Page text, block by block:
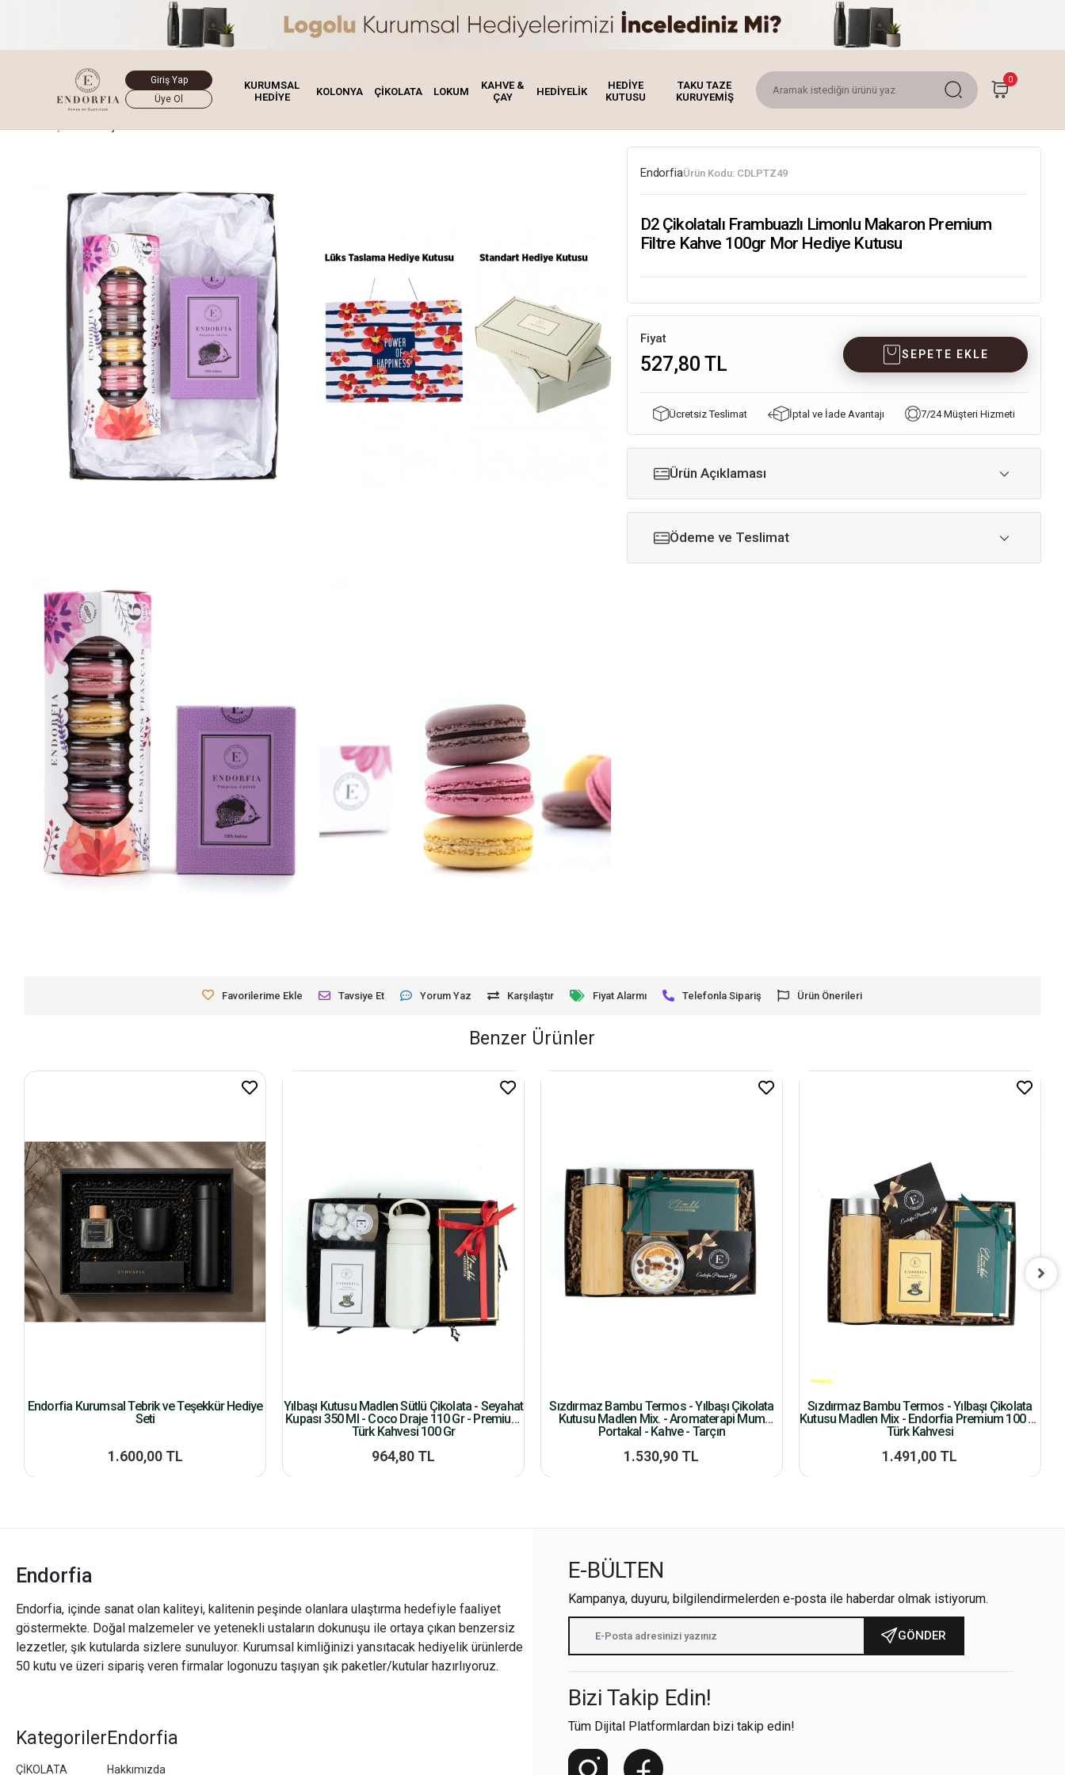
Giriş Yap
Üye Ol
KURUMSAL
HEDİYE
KOLONYA ÇİKOLATA LOKUM
KAHVE &
ÇAY
HEDİYELİK
HEDİYE
KUTUSU
TAKU TAZE
KURUYEMİŞ
0
EndorfiaÜrün Kodu: CDLPTZ49
D2 Çikolatalı Frambuazlı Limonlu Makaron Premium
Filtre Kahve 100gr Mor Hediye Kutusu
Fiyat
527,80 TL SEPETE EKLE
Ücretsiz Teslimat İptal ve İade Avantajı 7/24 Müşteri Hizmeti
Ürün Açıklaması
Ödeme ve Teslimat
Favorilerime Ekle Tavsiye Et Yorum Yaz Karşılaştır Fiyat Alarmı Telefonla Sipariş Ürün Önerileri
Benzer Ürünler
Endorfia Kurumsal Tebrik ve Teşekkür Hediye
Seti
1.600,00 TL
Yılbaşı Kutusu Madlen Sütlü Çikolata - Seyahat
Kupası 350 Ml - Coco Draje 110 Gr - Premium
Türk Kahvesi 100 Gr
964,80 TL
Sızdırmaz Bambu Termos - Yılbaşı Çikolata
Kutusu Madlen Mix. - Aromaterapi Mum
Portakal - Kahve - Tarçın
1.530,90 TL
Sızdırmaz Bambu Termos - Yılbaşı Çikolata
Kutusu Madlen Mix - Endorfia Premium 100 Gr
Türk Kahvesi
1.491,00 TL
Endorfia
Endorfia, içinde sanat olan kaliteyi, kalitenin peşinde olanlara ulaştırma hedefiyle faaliyet
göstermekte. Doğal malzemeler ve yetenekli ustaların dokunuşu ile ortaya çıkan benzersiz
lezzetler, şık kutularda sizlere sunuluyor. Kurumsal kimliğinizi yansıtacak hediyelik ürünlerde
50 kutu ve üzeri sipariş veren firmalar logonuzu taşıyan şık paketler/kutular hazırlıyoruz.
Kategoriler
ÇİKOLATA
Endorfia
Hakkımızda
E-BÜLTEN
Kampanya, duyuru, bilgilendirmelerden e-posta ile haberdar olmak istiyorum.
GÖNDER
Bizi Takip Edin!
Tüm Dijital Platformlardan bizi takip edin!